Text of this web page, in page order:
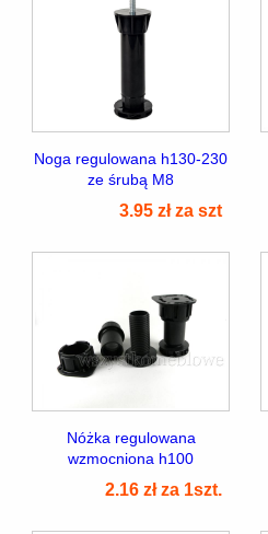
Noga regulowana h130-230
ze śrubą M8
3.95 zł za szt
Nóżka regulowana
wzmocniona h100
2.16 zł za 1szt.